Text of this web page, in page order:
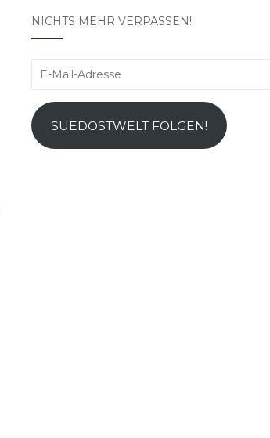
NICHTS MEHR VERPASSEN!
E-
Adresse
SUEDOSTWELT FOLGEN!